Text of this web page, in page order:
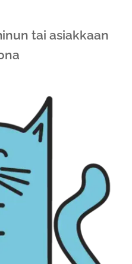
tai asiakkaan